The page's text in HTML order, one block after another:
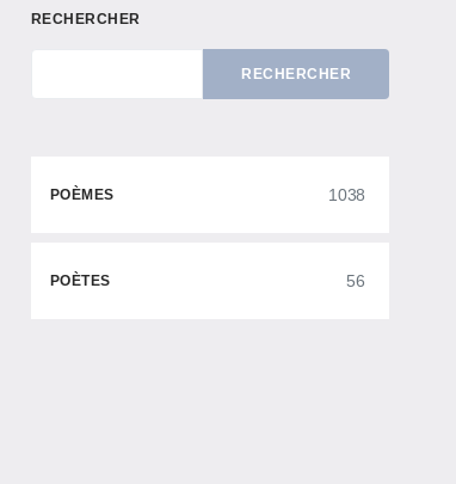
RECHERCHER
RECHERCHER
POÈMES 1038
POÈTES 56